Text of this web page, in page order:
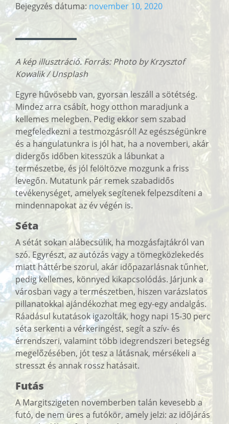
Bejegyzés dátuma: november 10, 2020
A kép illusztráció. Forrás: Photo by Krzysztof
Kowalik / Unsplash
Egyre hűvösebb van, gyorsan leszáll a sötétség.
Mindez arra csábít, hogy otthon maradjunk a
kellemes melegben. Pedig ekkor sem szabad
megfeledkezni a testmozgásról! Az egészségünkre
és a hangulatunkra is jól hat, ha a novemberi, akár
didergős időben kitesszük a lábunkat a
természetbe, és jól felöltözve mozgunk a friss
levegőn. Mutatunk pár remek szabadidős
tevékenységet, amelyek segítenek felpezsdíteni a
mindennapokat az év végén is.
Séta
A sétát sokan alábecsülik, ha mozgásfajtákról van
szó. Egyrészt, az autózás vagy a tömegközlekedés
miatt háttérbe szorul, akár időpazarlásnak tűnhet,
pedig kellemes, könnyed kikapcsolódás. Járjunk a
városban vagy a természetben, hiszen varázslatos
pillanatokkal ajándékozhat meg egy-egy andalgás.
Ráadásul kutatások igazolták, hogy napi 15-30 perc
séta serkenti a vérkeringést, segít a szív- és
érrendszeri, valamint több idegrendszeri betegség
megelőzésében, jót tesz a látásnak, mérsékeli a
stresszt és annak rossz hatásait.
Futás
A Margitszigeten novemberben talán kevesebb a
futó, de nem üres a futókör, amely jelzi: az időjárás